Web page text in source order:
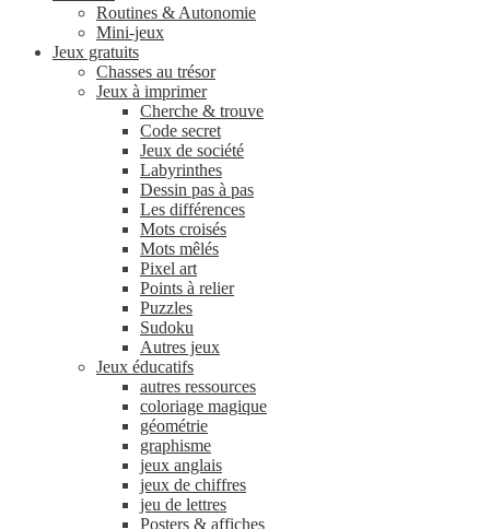
Routines & Autonomie
Mini-jeux
Jeux gratuits
Chasses au trésor
Jeux à imprimer
Cherche & trouve
Code secret
Jeux de société
Labyrinthes
Dessin pas à pas
Les différences
Mots croisés
Mots mêlés
Pixel art
Points à relier
Puzzles
Sudoku
Autres jeux
Jeux éducatifs
autres ressources
coloriage magique
géométrie
graphisme
jeux anglais
jeux de chiffres
jeu de lettres
Posters & affiches